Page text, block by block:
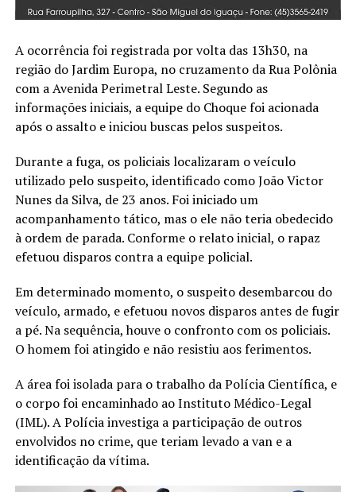
A ocorrência foi registrada por volta das 13h30, na
região do Jardim Europa, no cruzamento da Rua Polônia
com a Avenida Perimetral Leste. Segundo as
informações iniciais, a equipe do Choque foi acionada
após o assalto e iniciou buscas pelos suspeitos.
Durante a fuga, os policiais localizaram o veículo
utilizado pelo suspeito, identificado como João Victor
Nunes da Silva, de 23 anos. Foi iniciado um
acompanhamento tático, mas o ele não teria obedecido
à ordem de parada. Conforme o relato inicial, o rapaz
efetuou disparos contra a equipe policial.
Em determinado momento, o suspeito desembarcou do
veículo, armado, e efetuou novos disparos antes de fugir
a pé. Na sequência, houve o confronto com os policiais.
O homem foi atingido e não resistiu aos ferimentos.
A área foi isolada para o trabalho da Polícia Científica, e
o corpo foi encaminhado ao Instituto Médico-Legal
(IML). A Polícia investiga a participação de outros
envolvidos no crime, que teriam levado a van e a
identificação da vítima.